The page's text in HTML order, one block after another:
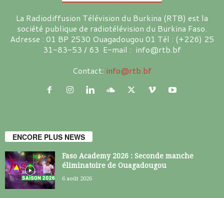
La Radiodiffusion Télévision du Burkina (RTB) est la
société publique de radiotélévision du Burkina Faso.
Adresse : 01 BP 2530 Ouagadougou 01 Tél : (+226) 25
31-83-53 / 63 E-mail : info@rtb.bf
Contact: info@rtb.bf
ENCORE PLUS NEWS
Faso Academy 2026 : Seconde manche
éliminatoire de Ouagadougou
6 août 2026